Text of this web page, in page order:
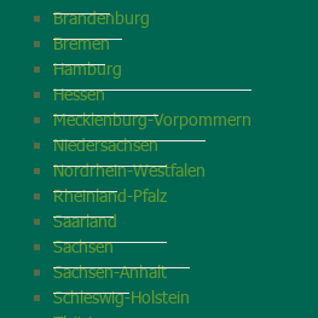
Brandenburg
Bremen
Hamburg
Hessen
Mecklenburg-Vorpommern
Niedersachsen
Nordrhein-Westfalen
Rheinland-Pfalz
Saarland
Sachsen
Sachsen-Anhalt
Schleswig-Holstein